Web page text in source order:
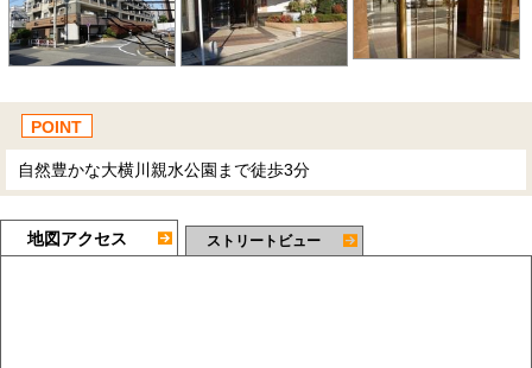
POINT
自然豊かな大横川親水公園まで徒歩3分
地図アクセス ストリートビュー